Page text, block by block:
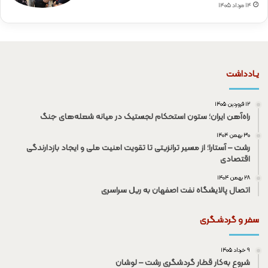
۱۴ مرداد ۱۴۰۵
یـادداشت
۱۲ فروردین ۱۴۰۵
راه‌آهن ایران؛ ستون استحکام لجستیک در میانه شعله‌های جنگ
۳۰ بهمن ۱۴۰۴
رشت – آستارا؛ از مسیر ترانزیتی تا تقویت امنیت ملی و ایجاد بازدارندگی
اقتصادی
۲۸ بهمن ۱۴۰۴
اتصال پالایشگاه نفت اصفهان به ریل سراسری
سفر و گردشـگری
۹ خرداد ۱۴۰۵
شروع به‌کار قطار گردشگری رشت – لوشان